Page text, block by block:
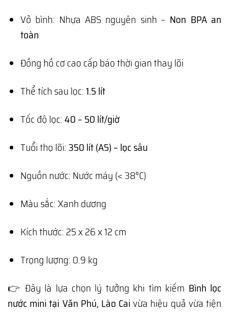
Vỏ bình: Nhựa ABS nguyên sinh – Non BPA an
toàn
Đồng hồ cơ cao cấp báo thời gian thay lõi
Thể tích sau lọc:1.5 lít
Tốc độ lọc:40 – 50 lít/giờ
Tuổi thọ lõi:350 lít (A5) – lọc sâu
Nguồn nước: Nước máy (< 38°C)
Màu sắc: Xanh dương
Kích thước: 25 x 26 x 12 cm
Trọng lượng: 0.9 kg
👉 Đây là lựa chọn lý tưởng khi tìm kiếm Bình lọc
nước mini tại Văn Phú, Lào Cai vừa hiệu quả vừa tiện